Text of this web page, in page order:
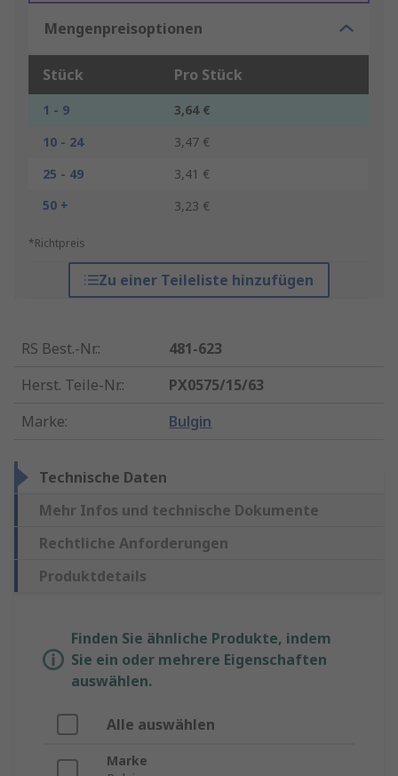
Mengenpreisoptionen
Stück Pro Stück
1 - 9
3,64 €
10 - 24
3,47 €
25 - 49
3,41 €
50 +
3,23 €
*Richtpreis
Zu einer Teileliste hinzufügen
RS Best.-Nr.:
481-623
Herst. Teile-Nr.:
PX0575/15/63
Marke: Bulgin
Technische Daten
Mehr Infos und technische Dokumente
Rechtliche Anforderungen
Produktdetails
Finden Sie ähnliche Produkte, indem
Sie ein oder mehrere Eigenschaften
auswählen.
Alle auswählen
Marke